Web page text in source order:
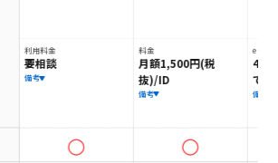
利用料金
要相談
備考
料金
月額1,500円(税
抜)/ID
備考
eラー
で
備考